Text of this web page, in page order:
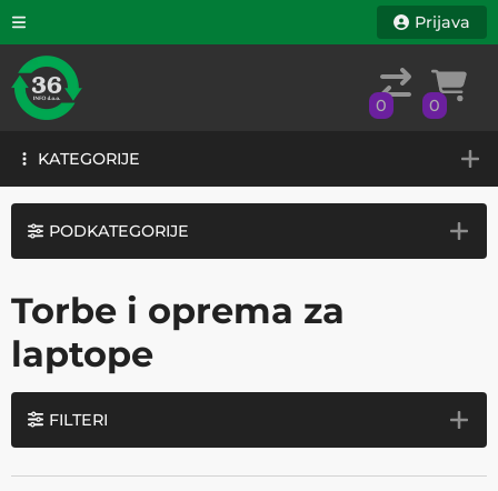
KATEGORIJE
Prijava
0 0
KATEGORIJE
PODKATEGORIJE
Torbe i oprema za
laptope
FILTERI